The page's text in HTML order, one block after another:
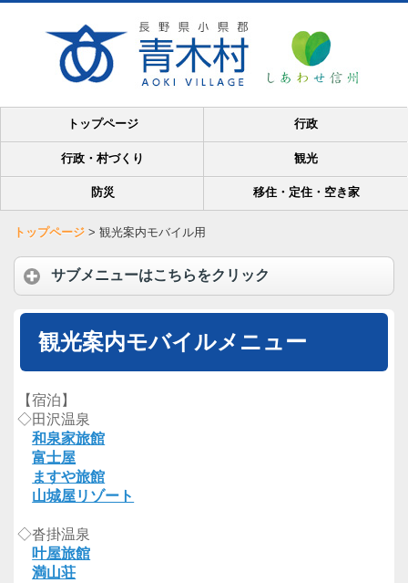
トップページ 行政
行政・村づくり 観光
防災 移住・定住・空き家
トップページ > 観光案内モバイル用
サブメニューはこちらをクリック
観光案内モバイルメニュー
【宿泊】
◇田沢温泉
和泉家旅館
富士屋
ますや旅館
山城屋リゾート
◇沓掛温泉
叶屋旅館
満山荘